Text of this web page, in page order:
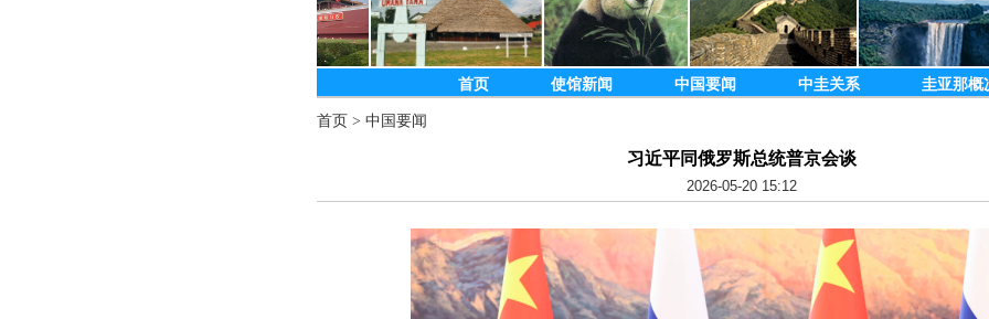
首页 使馆新闻 中国要闻 中圭关系 圭亚那概
首页 > 中国要闻
习近平同俄罗斯总统普京会谈
2026-05-20 15:12